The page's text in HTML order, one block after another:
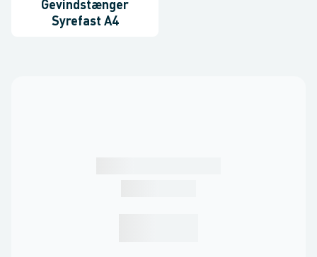
Gevindstænger
Syrefast A4